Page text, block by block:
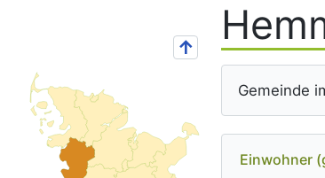
↑
Gemeinde
Einwohner